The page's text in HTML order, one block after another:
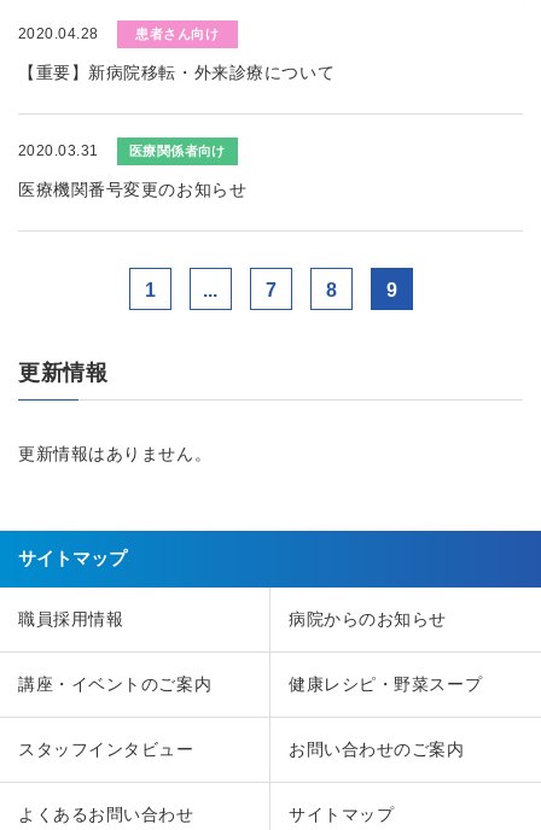
2020.04.28 患者さん向け
【重要】新病院移転・外来診療について
2020.03.31 医療関係者向け
医療機関番号変更のお知らせ
1 ... 7 8 9
更新情報
更新情報はありません。
サイトマップ
職員採用情報 病院からのお知らせ
講座・イベントのご案内 健康レシピ・野菜スープ
スタッフインタビュー お問い合わせのご案内
よくあるお問い合わせ サイトマップ